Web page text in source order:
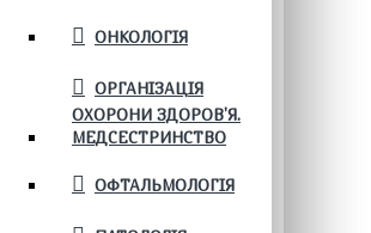
ОНКОЛОГІЯ
ОРГАНІЗАЦІЯ
ОХОРОНИ ЗДОРОВ'Я.
МЕДСЕСТРИНСТВО
ОФТАЛЬМОЛОГІЯ